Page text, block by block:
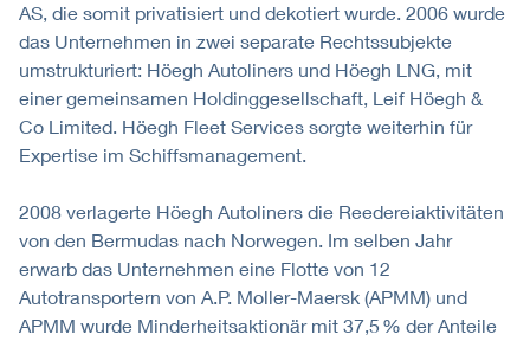
AS, die somit privatisiert und dekotiert wurde. 2006 wurde
das Unternehmen in zwei separate Rechtssubjekte
umstrukturiert: Höegh Autoliners und Höegh LNG, mit
einer gemeinsamen Holdinggesellschaft, Leif Höegh &
Co Limited. Höegh Fleet Services sorgte weiterhin für
Expertise im Schiffsmanagement.
2008 verlagerte Höegh Autoliners die Reedereiaktivitäten
von den Bermudas nach Norwegen. Im selben Jahr
erwarb das Unternehmen eine Flotte von 12
Autotransportern von A.P. Moller-Maersk (APMM) und
APMM wurde Minderheitsaktionär mit 37,5 % der Anteile